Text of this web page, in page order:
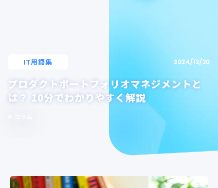
IT用語集 2024/12/20
プロダクトポートフォリオマネジメントと
は？ 10分でわかりやすく解説